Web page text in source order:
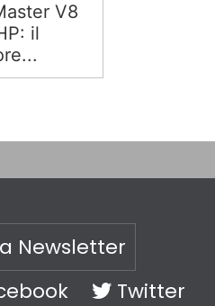
V8
il
Newsletter
Twitter